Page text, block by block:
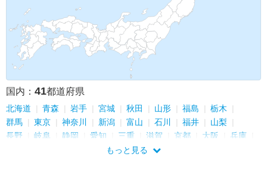
国内： 41都道府県
北海道 青森 岩手 宮城 秋田 山形 福島
栃木
群馬
東京 神奈川 新潟 富山 石川 福井
山梨
長野
岐阜 静岡 愛知 三重 滋賀 京都 大阪
兵庫
島根 岡山 広島
もっと見る